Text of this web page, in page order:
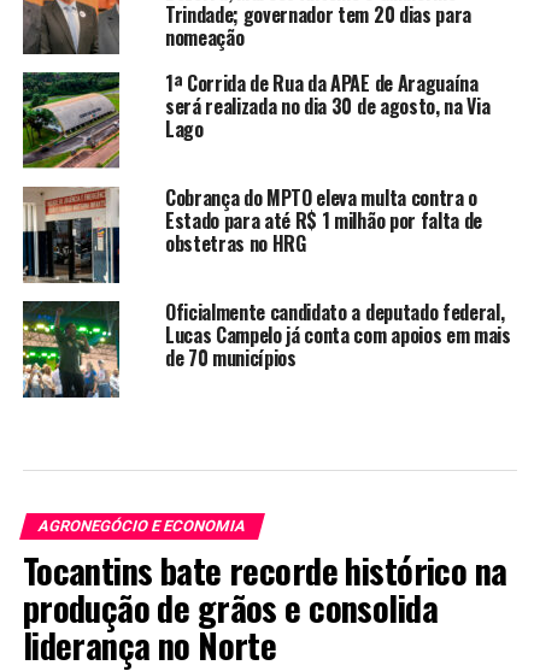
Trindade; governador tem 20 dias para
nomeação
1ª Corrida de Rua da APAE de Araguaína
será realizada no dia 30 de agosto, na Via
Lago
Cobrança do MPTO eleva multa contra o
Estado para até R$ 1 milhão por falta de
obstetras no HRG
Oficialmente candidato a deputado federal,
Lucas Campelo já conta com apoios em mais
de 70 municípios
AGRONEGÓCIO E ECONOMIA
Tocantins bate recorde histórico na
produção de grãos e consolida
liderança no Norte